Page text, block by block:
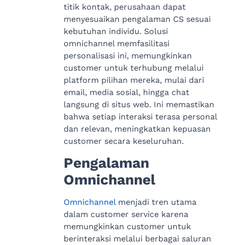
titik kontak, perusahaan dapat
menyesuaikan pengalaman CS sesuai
kebutuhan individu. Solusi
omnichannel memfasilitasi
personalisasi ini, memungkinkan
customer untuk terhubung melalui
platform pilihan mereka, mulai dari
email, media sosial, hingga chat
langsung di situs web. Ini memastikan
bahwa setiap interaksi terasa personal
dan relevan, meningkatkan kepuasan
customer secara keseluruhan.
Pengalaman
Omnichannel
Omnichannel menjadi tren utama
dalam customer service karena
memungkinkan customer untuk
berinteraksi melalui berbagai saluran